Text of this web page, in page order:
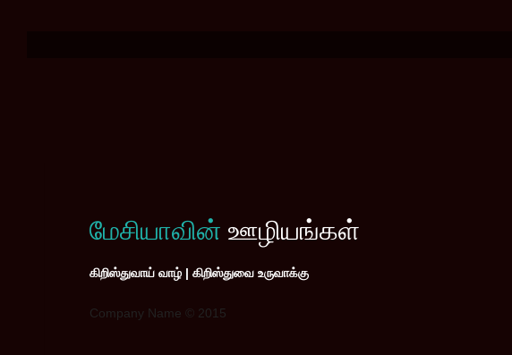
மேசியாவின் ஊழியங்கள்
கிறிஸ்துவாய் வாழ் | கிறிஸ்துவை உருவாக்கு
Company Name © 2015